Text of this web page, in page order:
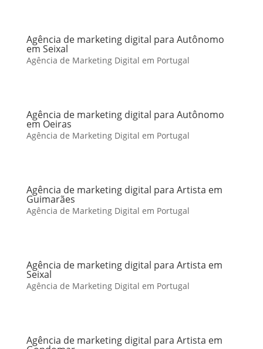
Agência de marketing digital para Autônomo
em Seixal
Agência de Marketing Digital em Portugal
Agência de marketing digital para Autônomo
em Oeiras
Agência de Marketing Digital em Portugal
Agência de marketing digital para Artista em
Guimarães
Agência de Marketing Digital em Portugal
Agência de marketing digital para Artista em
Seixal
Agência de Marketing Digital em Portugal
Agência de marketing digital para Artista em